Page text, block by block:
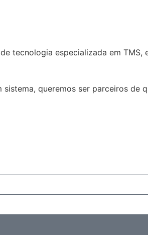
tecnologia especializada em TMS,
queremos ser parceiros de